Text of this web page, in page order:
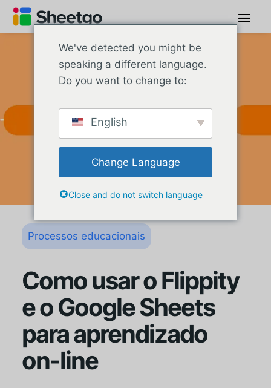
Processos educacionais
Como usar o Flippity
e o Google Sheets
para aprendizado
on-line
We've detected you might be
speaking a different language.
Do you want to change to:
English
Change Language
Close and do not switch language